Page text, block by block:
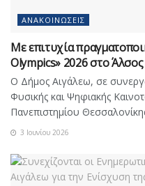
ΑΝΑΚΟΙΝΏΣΕΙΣ
Με επιτυχία
Olympics» 2026 στο
Ο Δήμος Αιγάλεω, σε
Φυσικής και Ψηφιακής
Πανεπιστημίου
3 Ιουνίου 2026